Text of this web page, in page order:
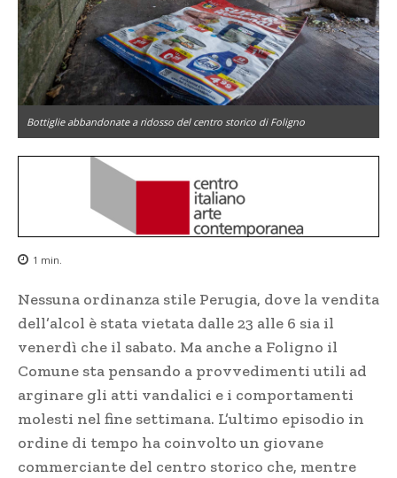
Bottiglie abbandonate a ridosso del centro storico di Foligno
1 min.
Nessuna ordinanza stile Perugia, dove la vendita
dell’alcol è stata vietata dalle 23 alle 6 sia il
venerdì che il sabato. Ma anche a Foligno il
Comune sta pensando a provvedimenti utili ad
arginare gli atti vandalici e i comportamenti
molesti nel fine settimana. L’ultimo episodio in
ordine di tempo ha coinvolto un giovane
commerciante del centro storico che, mentre